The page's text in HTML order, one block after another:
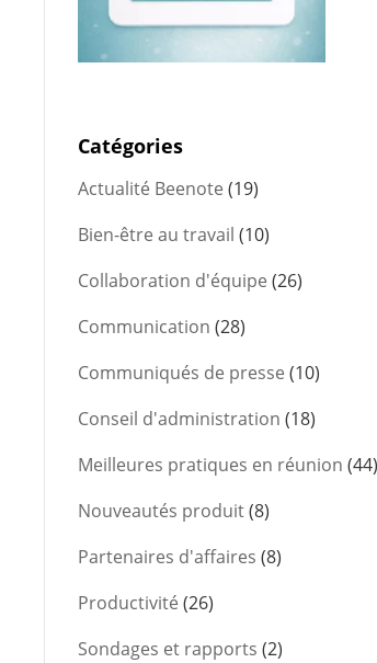
Catégories
Actualité Beenote (19)
Bien-être au travail (10)
Collaboration d'équipe (26)
Communication (28)
Communiqués de presse (10)
Conseil d'administration (18)
Meilleures pratiques en réunion (44)
Nouveautés produit(8)
Partenaires d'affaires (8)
Productivité (26)
Sondages et rapports (2)